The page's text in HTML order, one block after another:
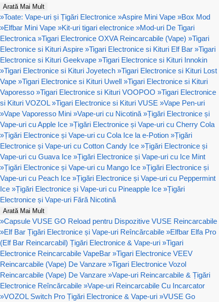
Arată Mai Mult
»Toate: Vape-uri și Țigări Electronice »Aspire Mini Vape »Box Mod
»Elfbar Mini Vape »Kit-uri tigari electronice »Mod-uri De Tigari
Electronica »Tigari Electronice OXVA Reincarcabile (Vape) »Tigari
Electronice si Kituri Aspire »Tigari Electronice si Kituri Elf Bar »Tigari
Electronice si Kituri Geekvape »Tigari Electronice si Kituri Innokin
»Tigari Electronice si Kituri Joyetech »Tigari Electronice si Kituri Lost
Vape »Tigari Electronice si Kituri Uwell »Tigari Electronice si Kituri
Vaporesso »Tigari Electronice si Kituri VOOPOO »Tigari Electronice
si Kituri VOZOL »Tigari Electronice si Kituri VUSE »Vape Pen-uri
»Vape Vaporesso Mini »Vape-uri cu Nicotină »Țigări Electronice și
Vape-uri cu Apple Ice »Țigări Electronice și Vape-uri cu Cherry Cola
»Țigări Electronice și Vape-uri cu Cola Ice la e-Potion »Țigări
Electronice și Vape-uri cu Cotton Candy Ice »Țigări Electronice și
Vape-uri cu Guava Ice »Țigări Electronice și Vape-uri cu Ice Mint
»Țigări Electronice și Vape-uri cu Mango Ice »Țigări Electronice și
Vape-uri cu Peach Ice »Țigări Electronice și Vape-uri cu Peppermint
Ice »Țigări Electronice și Vape-uri cu Pineapple Ice »Țigări
Electronice și Vape-uri Fără Nicotină
Arată Mai Mult
»Capsule VUSE GO Reload pentru Dispozitive VUSE Reincarcabile
»Elf Bar Țigări Electronice și Vape-uri Reîncărcabile »Elfbar Elfa Pro
(Elf Bar Reincarcabil) Țigări Electronice & Vape-uri »Tigari
Electronice Reincarcabile VapeBar »Tigari Electronice VEEV
Reincarcabile (Vape) De Vanzare »Tigari Electronice Vozol
Reincarcabile (Vape) De Vanzare »Vape-uri Reincarcabile & Țigări
Electronice Reîncărcabile »Vape-uri Reincarcabile Cu Incarcator
»VOZOL Switch Pro Țigări Electronice & Vape-uri »VUSE Go